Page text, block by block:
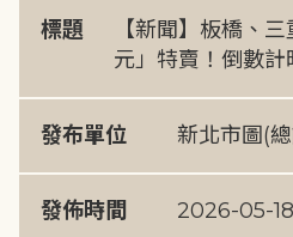
標題
【新聞】板橋、
元」特賣！倒數
發布單位 新北市圖(
發佈時間 2026-05-18